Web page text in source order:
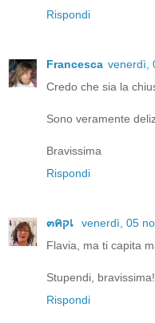
Rispondi
Francesca venerdì,
Credo che sia la
Sono veramente
Bravissima
Rispondi
๓คקเ
venerdì, 05
Flavia, ma ti capita
Stupendi,
Rispondi